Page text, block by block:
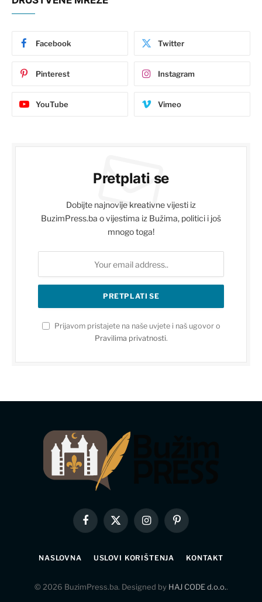
Facebook Twitter
Pinterest Instagram
YouTube Vimeo
Pretplati se
Dobijte najnovije kreativne vijesti iz
BuzimPress.ba o vijestima iz Bužima, politici i još
mnogo toga!
Prijavom pristajete na naše uvjete i naš ugovor o
Pravilima privatnosti.
Facebook
X
InstagramPinterest
NASLOVNA USLOVI KORIŠTENJA KONTAKT
© 2026 BuzimPress.ba. Designed by HAJ CODE d.o.o..